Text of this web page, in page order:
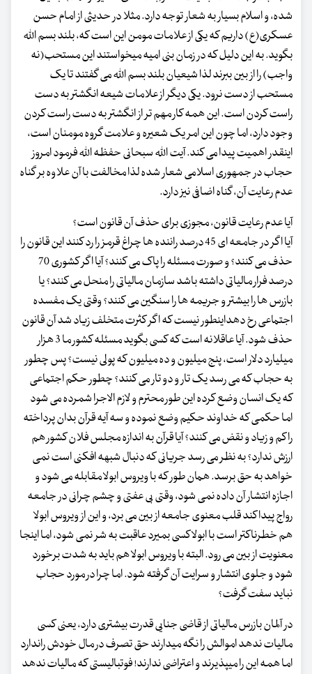
شده، و اسلام بسیار به شعار توجه دارد. مثلا در حدیثی از امام حسن
عسکری(ع) داریم که یکی از علامات مومن این است که، بلند بسم الله
بگوید. به این دلیل که در زمان بنی امیه میخواستند این مستحب(نه
واجب) را از بین ببرند لذا شیعیان بلند بسم الله می گفتند تا یک
مستحب از دست نرود. یکی دیگر از علامات شیعه انگشتر به دست
راست کردن است. این همه کار مهم تر از انگشتر به دست راست کردن
وجود دارد، اما چون این امر یک شعیره و علامت گروه مومنان است،
اینقدر اهمیت پیدا می کند. آیت الله سبحانی حفظه الله فرمود امروز
حجاب در جمهوری اسلامی شعار شده لذا مخالفت با آن علاوه بر گناه
عدم رعایت آن، گناه اضافی نیز دارد.
آیا عدم رعایت قانون، مجوزی برای حذف آن قانون است؟
آیا اگر در جامعه ای 45 درصد راننده ها چراغ قرمز را رد کنند این قانون را
حذف می کنند؟ و صورت مسئله را پاک می کنند؟ آیا اگر کشوری 70
درصد فرار مالیاتی داشته باشد سازمان مالیاتی را منحل می کنند؟ یا
بازرس ها را بیشتر و جریمه ها را سنگین می کنند؟ وقتی یک مفسده
اجتماعی رخ دهداینطور نیست که اگر کثرت متخلف زیاد شد آن قانون
حذف شود. آیا عاقلانه است که کسی بگوید مسئله کشور ما 3 هزار
میلیارد دلار است، پنج میلیون و ده میلیون که پولی نیست؟ پس چطور
به حجاب که می رسد یک تار و دو تار می کنند؟ چطور حکم اجتماعی
که یک انسان وضع کرده این طور محترم و لازم الاجرا شمرده می شود
اما حکمی که خداوند حکیم وضع نموده و سه آیه قرآن بدان پرداخته
را کم و زیاد و نقض می کنند؟ آیا قرآن به اندازه مجلس فلان کشور هم
ارزش ندارد؟ به نظر می رسد جریانی که دنبال شبهه افکنی است نمی
خواهد به حق برسد. همان طور که با ویروس ابولا مقابله می شود و
اجازه انتشار آن داده نمی شود، وقتی بی عفتی و چشم چرانی در جامعه
رواج پیدا کند قلب معنوی جامعه از بین می برد، و این از ویروس ابولا
هم خطرناکتر است با ابولا کسی بمیرد عاقبت به شر نمی شود، اما اینجا
معنویت از بین می رود. البته با ویروس ابولا هم باید به شدت برخورد
شود و جلوی انتشار و سرایت آن گرفته شود. اما چرا در مورد حجاب
نباید سفت گرفت؟
در آلمان بازرس مالیاتی از قاضی جنایی قدرت بیشتری دارد، یعنی کسی
مالیات ندهد اموالش را نگه میدارند حق تصرف در مال خودش راندارد
اما همه این را میپذیرند و اعتراضی ندارند! فوتبالیستی که مالیات ندهد